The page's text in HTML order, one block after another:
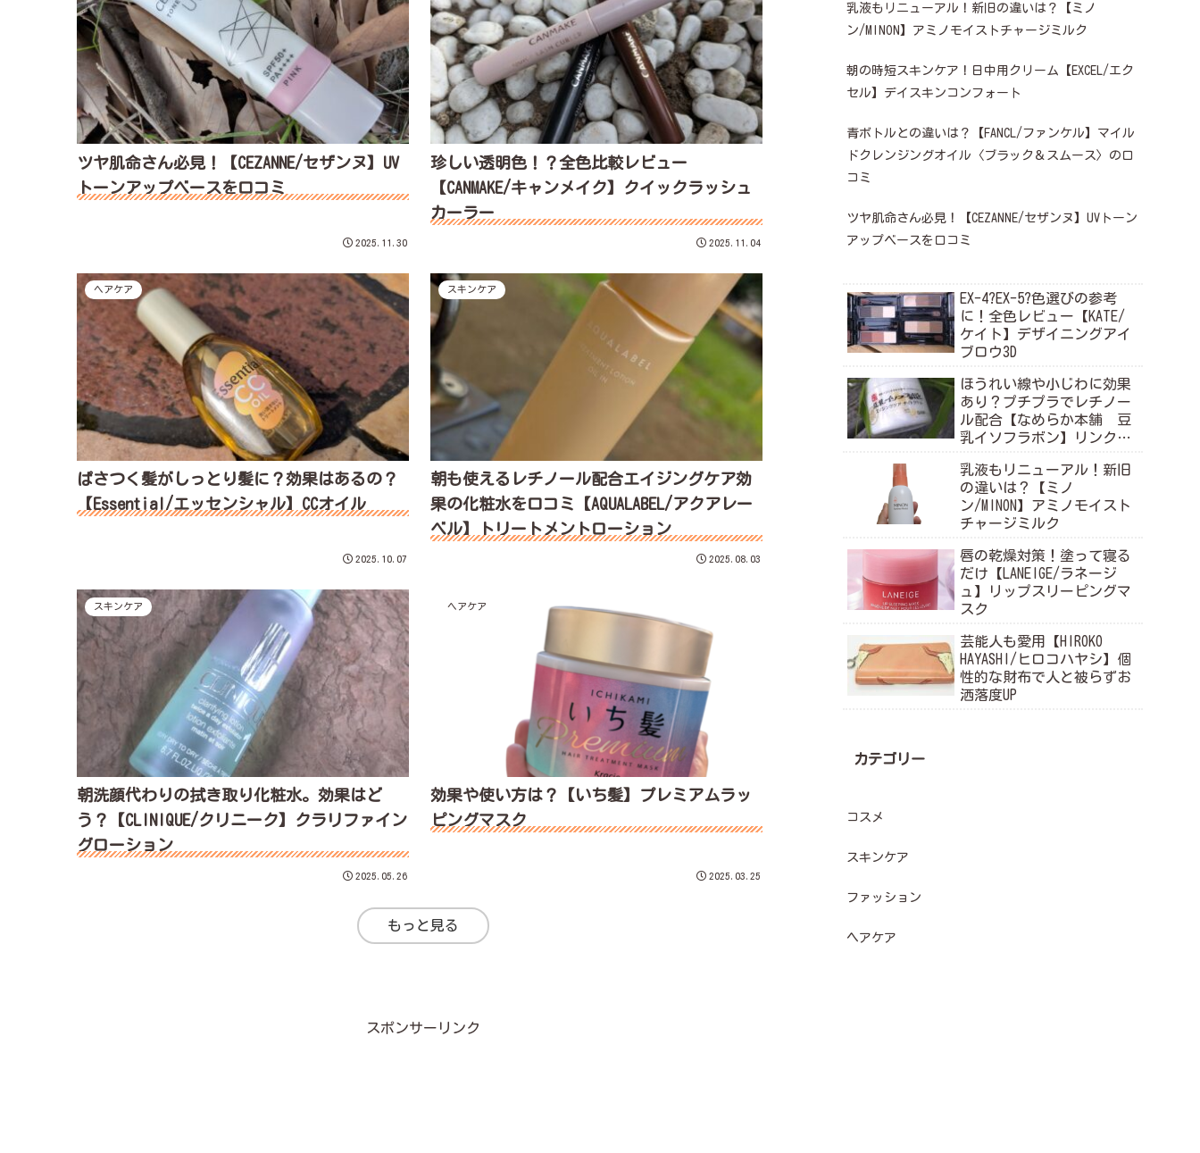
ツヤ肌命さん必見！【CEZANNE/セザンヌ】UV
トーンアップベースを口コミ
2025.11.30
珍しい透明色！？全色比較レビュー
【CANMAKE/キャンメイク】クイックラッシュ
カーラー
2025.11.04
ヘアケア
ぱさつく髪がしっとり髪に？効果はあるの？
【Essential/エッセンシャル】CCオイル
2025.10.07
スキンケア
朝も使えるレチノール配合エイジングケア効
果の化粧水を口コミ【AQUALABEL/アクアレー
ベル】トリートメントローション
2025.08.03
スキンケア
朝洗顔代わりの拭き取り化粧水。効果はど
う？【CLINIQUE/クリニーク】クラリファイン
グローション
2025.05.26
ヘアケア
効果や使い方は？【いち髪】プレミアムラッ
ピングマスク
2025.03.25
もっと見る
スポンサーリンク
乳液もリニューアル！新旧の違いは？【ミノ
ン/MINON】アミノモイストチャージミルク
朝の時短スキンケア！日中用クリーム【EXCEL/エク
セル】デイスキンコンフォート
青ボトルとの違いは？【FANCL/ファンケル】マイル
ドクレンジングオイル〈ブラック＆スムース〉の口
コミ
ツヤ肌命さん必見！【CEZANNE/セザンヌ】UVトーン
アップベースを口コミ
EX-4?EX-5?色選びの参考
に！全色レビュー【KATE/
ケイト】デザイニングアイ
ブロウ3D
ほうれい線や小じわに効果
あり？プチプラでレチノー
ル配合【なめらか本舗 豆
乳イソフラボン】リンクル
乳液もリニューアル！新旧
の違いは？【ミノ
ン/MINON】アミノモイスト
チャージミルク
唇の乾燥対策！塗って寝る
だけ【LANEIGE/ラネージ
ュ】リップスリーピングマ
スク
芸能人も愛用【HIROKO
HAYASHI/ヒロコハヤシ】個
性的な財布で人と被らずお
洒落度UP
カテゴリー
コスメ
スキンケア
ファッション
ヘアケア